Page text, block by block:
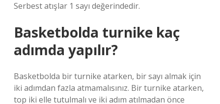
Serbest atışlar 1 sayı değerindedir.
Basketbolda turnike kaç
adımda yapılır?
Basketbolda bir turnike atarken, bir sayı almak için
iki adımdan fazla atmamalısınız. Bir turnike atarken,
top iki elle tutulmalı ve iki adım atılmadan önce